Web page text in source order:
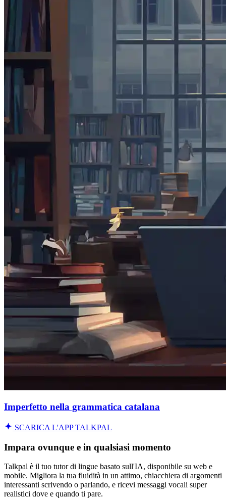
Imperfetto nella grammatica catalana
SCARICA L'APP TALKPAL
Impara ovunque e in qualsiasi momento
Talkpal è il tuo tutor di lingue basato sull'IA, disponibile su web e
mobile. Migliora la tua fluidità in un attimo, chiacchiera di argomenti
interessanti scrivendo o parlando, e ricevi messaggi vocali super
realistici dove e quando ti pare.